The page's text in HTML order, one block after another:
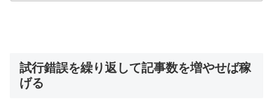
試行錯誤を繰り返して記事数を増やせば稼
げる